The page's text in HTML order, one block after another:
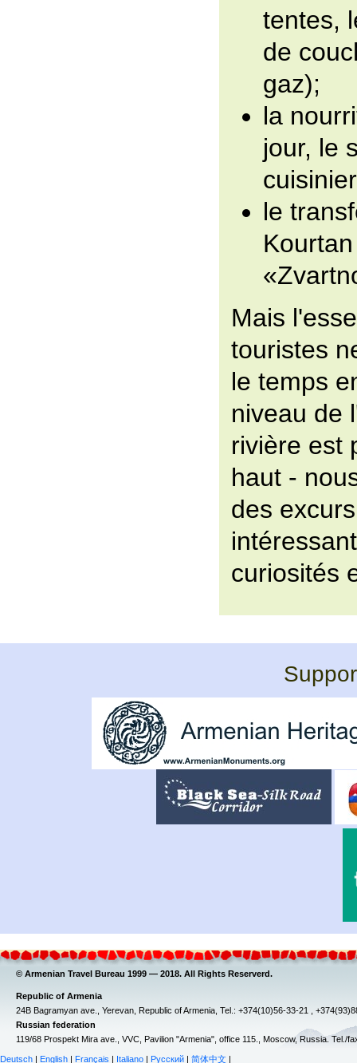
tentes,
de
gaz);
la
jour, le
le
Mais
touristes
le temps
niveau de
rivière est
haut -
des
curiosités
© Armenian Travel Bureau 1999 — 2018. All Rights Reserverd.
Republic of Armenia
24B Bagramyan ave., Yerevan, Republic of Armenia, Tel.: +374(10)56-33-21 ,
Russian federation
119/68 Prospekt Mira ave., VVC, Pavilion "Armenia", office 115., Moscow, Russia. Tel./
Deutsch English Français Italiano Русский 简体中文